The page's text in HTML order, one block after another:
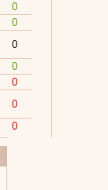
0
0
0
0
0
0
0